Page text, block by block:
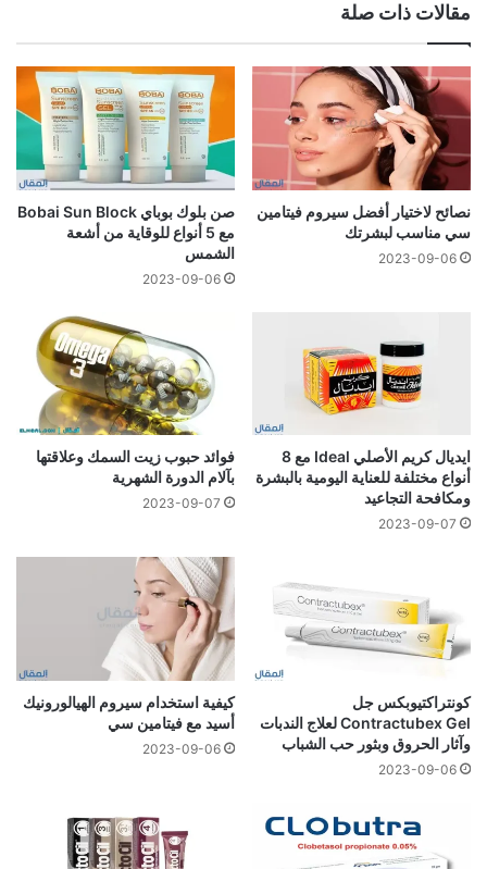
مقالات ذات صلة
نصائح لاختيار أفضل سيروم فيتامين
سي مناسب لبشرتك
2023-09-06
صن بلوك بوباي Bobai Sun Block
مع 5 أنواع للوقاية من أشعة
الشمس
2023-09-06
ايديال كريم الأصلي Ideal مع 8
أنواع مختلفة للعناية اليومية بالبشرة
ومكافحة التجاعيد
2023-09-07
فوائد حبوب زيت السمك وعلاقتها
بآلام الدورة الشهرية
2023-09-07
كونتراكتيوبكس جل
Contractubex Gel لعلاج الندبات
وآثار الحروق وبثور حب الشباب
2023-09-06
كيفية استخدام سيروم الهيالورونيك
أسيد مع فيتامين سي
2023-09-06